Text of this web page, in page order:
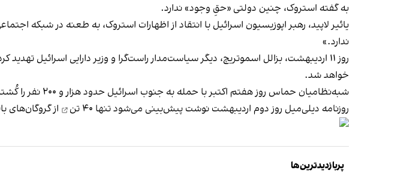
به گفته استروک، چنین دولتی «حقِ وجود» ندارد.
ندارد.»
روز ۱۱ اردیبهشت، بزالل اسموتریچ، دیگر سیاست‌مدار راست‌گرا و وزیر دارایی اسرائیل
خواهد شد.
شبه‌نظامیان حماس روز هفتم اکتبر با حمله به جنوب اسرائیل حدود هزار و ۲۰۰ نفر را کُشتند و بیش از ۲۴۰ نفر را به گروگان گرفتند که از این تعداد تاکنون ۱۱۲ تن آزاد شده‌اند.
روزنامه دیلی‌میل روز دوم اردیبهشت نوشت پیش‌بینی می‌شودتنها ۴۰ تن از گروگان‌های
پربازدیدترین‌ها